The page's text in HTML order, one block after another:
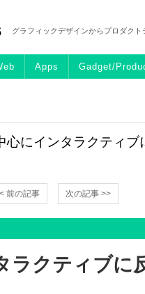
グラフィックデザインからプロダク
Apps Gadget/
心にインタラクティブ
前の記事 次の記事 >>
ラクティブに